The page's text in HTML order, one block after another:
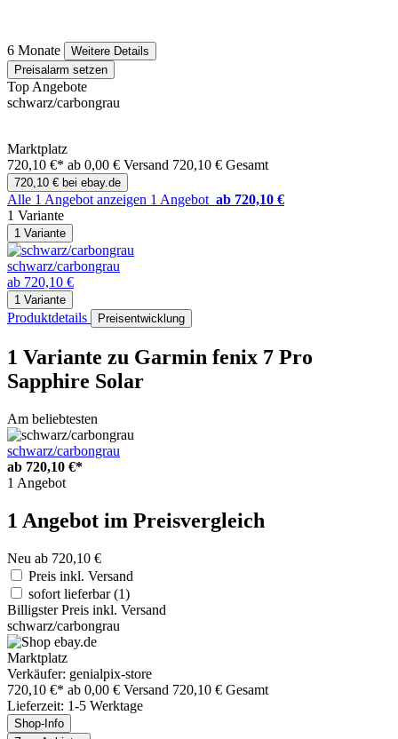
6 Monate
Weitere Details
Preisalarm setzen
Top Angebote
schwarz/carbongrau
Marktplatz
720,10 €* ab 0,00 € Versand 720,10 € Gesamt
720,10 € bei ebay.de
Alle 1 Angebot anzeigen 1 Angebot ab 720,10 €
1 Variante
1 Variante
schwarz/carbongrau
ab 720,10 €
1 Variante
Produktdetails Preisentwicklung
1 Variante zu Garmin fenix 7 Pro
Sapphire Solar
Am beliebtesten
schwarz/carbongrau
ab 720,10 €*
1 Angebot
1 Angebot im Preisvergleich
Neu ab 720,10 €
Preis inkl. Versand
sofort lieferbar(1)
Billigster Preis inkl. Versand
schwarz/carbongrau
Marktplatz
Verkäufer: genialpix-store
720,10 €* ab 0,00 € Versand 720,10 € Gesamt
Lieferzeit: 1-5 Werktage
Shop-Info